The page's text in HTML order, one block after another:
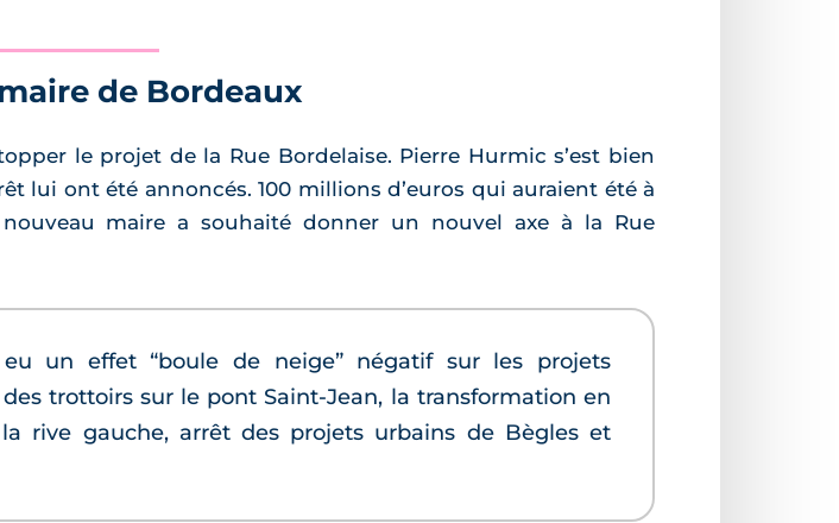
de Bordeaux
le projet de la Rue Bordelaise. Pierre Hurmic s’est bien
lui ont été annoncés. 100 millions d’euros qui auraient été à
maire a souhaité donner un nouvel axe à la Rue
un effet “boule de neige” négatif sur les projets
trottoirs sur le pont Saint-Jean, la transformation en
rive gauche, arrêt des projets urbains de Bègles et